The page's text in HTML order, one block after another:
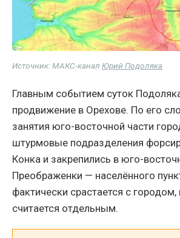
Источник: МАКС-канал Юрий Подоляка
Главным событием суток
продвижение в Орехове. По его
занятия юго-восточной части
штурмовые подразделения
Конка и закрепились в юго-
Преображенки — населённого
фактически срастается с
считается отдельным.